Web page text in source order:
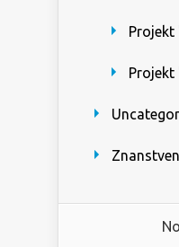
Projekt
Projekt